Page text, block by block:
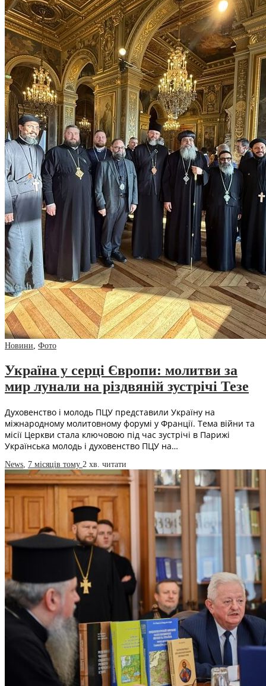
Новини, Фото
Україна у серці Європи: молитви за
мир лунали на різдвяній зустрічі Тезе
Духовенство і молодь ПЦУ представили Україну на
міжнародному молитовному форумі у Франції. Тема війни та
місії Церкви стала ключовою під час зустрічі в Парижі
Українська молодь і духовенство ПЦУ на…
News 7 місяців тому 2 хв. читати